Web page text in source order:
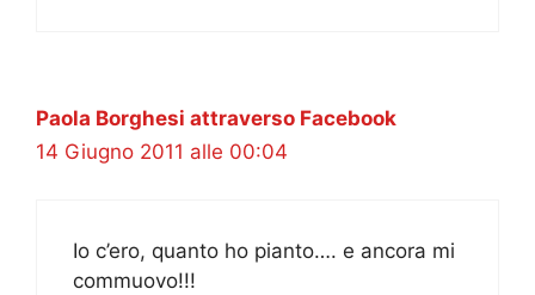
Paola Borghesi attraverso Facebook
14 Giugno 2011 alle 00:04
Io c’ero, quanto ho pianto…. e ancora mi
commuovo!!!